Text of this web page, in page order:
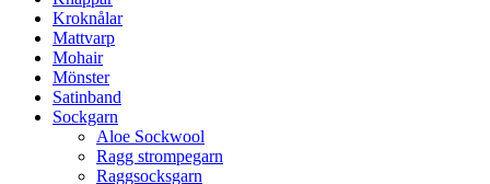
Kroknålar
Mattvarp
Mohair
Mönster
Satinband
Sockgarn
Aloe Sockwool
Ragg strompegarn
Raggsocksgarn